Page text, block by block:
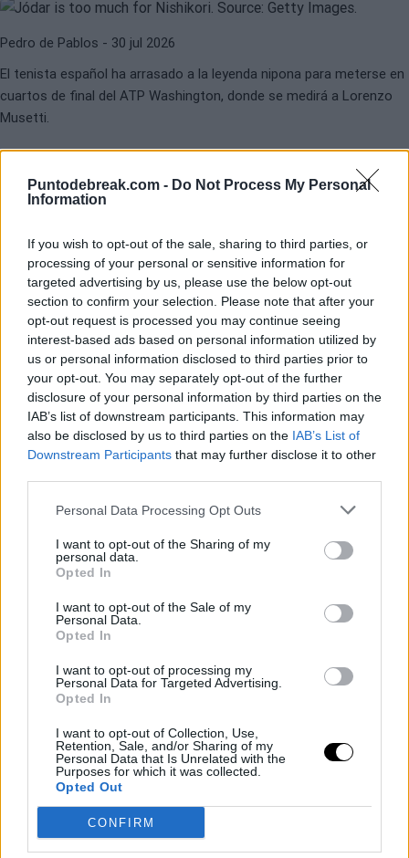
Puntodebreak.com - Do Not Process My Personal
Information
If you wish to opt-out of the sale, sharing to third parties, or
processing of your personal or sensitive information for
targeted advertising by us, please use the below opt-out
section to confirm your selection. Please note that after your
opt-out request is processed you may continue seeing
interest-based ads based on personal information utilized by
us or personal information disclosed to third parties prior to
your opt-out. You may separately opt-out of the further
disclosure of your personal information by third parties on the
IAB’s list of downstream participants. This information may
also be disclosed by us to third parties on the IAB’s List of
Downstream Participants that may further disclose it to other
Personal Data Processing Opt Outs
I want to opt-out of the Sharing of my
personal data.
Opted In
I want to opt-out of the Sale of my
Personal Data.
Opted In
I want to opt-out of processing my
Personal Data for Targeted Advertising.
Opted In
I want to opt-out of Collection, Use,
Retention, Sale, and/or Sharing of my
Personal Data that Is Unrelated with the
Purposes for which it was collected.
Opted Out
CONFIRM
Pedro de Pablos - 30 jul 2026
El tenista español ha arrasado a la leyenda nipona para meterse en
cuartos de final del ATP Washington, donde se medirá a Lorenzo
Musetti.
ATPATP WASHINGTON 2026
partido de Rafa Jódar en
Washington, contra Nishikori
Pedro de Pablos- 29 jul 2026
Analizamos todo lo que debes saber para ver en direccto el partido
de octavos de final de Rafael Jódar en el ATP 500 Washington
2026 ante una leyenda como Kei Nishikori.
Nishikori valora su carrera antes de
medirse a Jódar: "Estoy satisfecho
al 50%"
Diego Jiménez Rubio
El japonés valora su carrera, habla de sus sensaciones en
Washington antes de medirse a Jódar y revela con qué tenistas le
KEI NISHIKORIATP